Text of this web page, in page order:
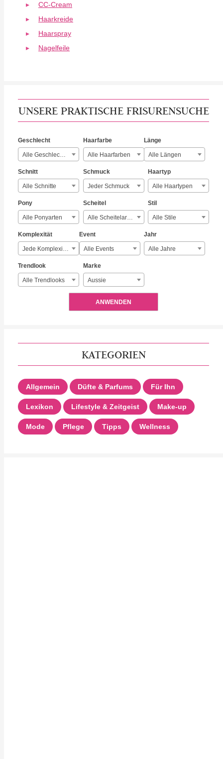
CC-Cream
Haarkreide
Haarspray
Nagelfeile
UNSERE PRAKTISCHE FRISURENSUCHE
Geschlecht
Alle Geschlechter
Haarfarbe
Alle Haarfarben
Länge
Alle Längen
Schnitt
Alle Schnitte
Schmuck
Jeder Schmuck
Haartyp
Alle Haartypen
Pony
Alle Ponyarten
Scheitel
Alle Scheitelarten
Stil
Alle Stile
Komplexität
Jede Komplexität
Event
Alle Events
Jahr
Alle Jahre
Trendlook
Alle Trendlooks
Marke
Aussie
ANWENDEN
KATEGORIEN
Allgemein Düfte & Parfums Für Ihn
Lexikon Lifestyle & Zeitgeist Make-up
Mode Pflege Tipps Wellness